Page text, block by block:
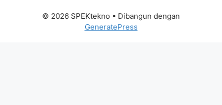
© 2026 SPEKtekno • Dibangun dengan
GeneratePress